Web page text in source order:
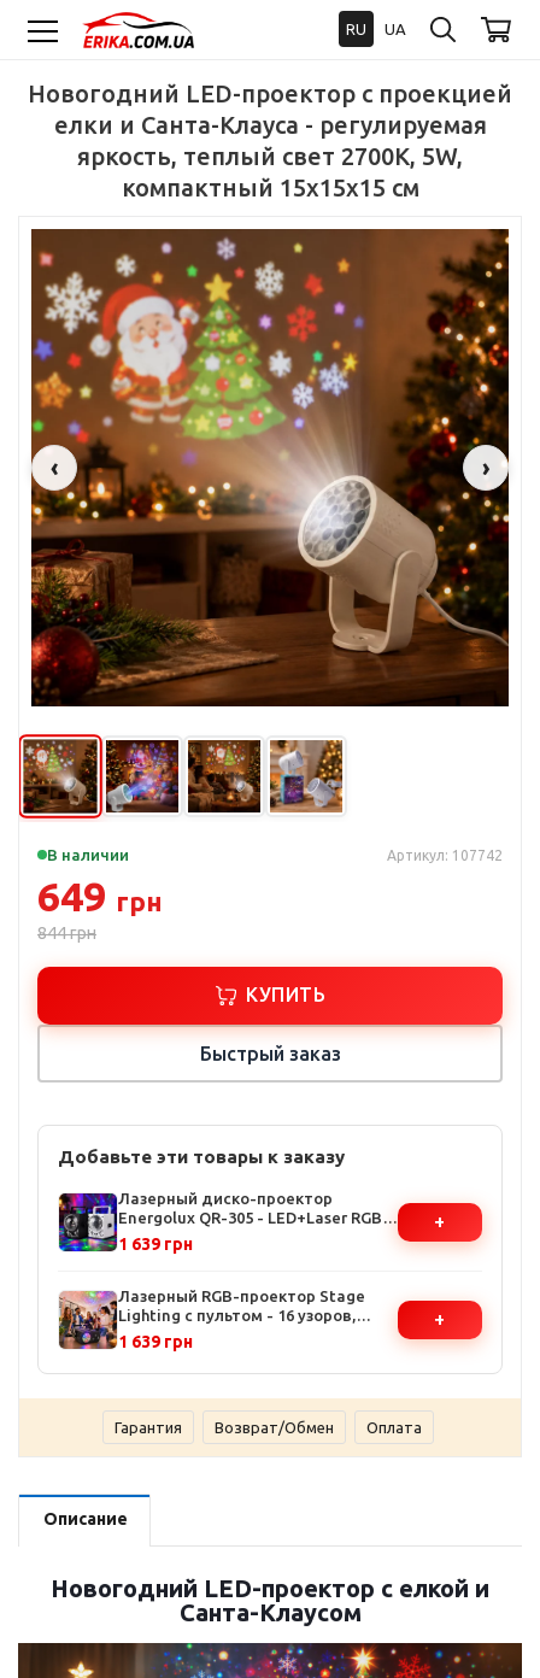
RU UA
Новогодний LED-проектор с проекцией
елки и Санта-Клауса - регулируемая
яркость, теплый свет 2700K, 5W,
компактный 15x15x15 см
‹ ›
В наличии Артикул: 107742
649 грн
844грн
КУПИТЬ
Быстрый заказ
Добавьте эти товары к заказу
Лазерный диско-проектор
Energolux QR-305 - LED+Laser RGB,
Bluetooth, 360° охват, пульт, Voice
Control
1 639 грн
+
Лазерный RGB-проектор Stage
Lighting с пультом - 16 узоров,
автоматический и музыкальный
режимы, прочный алюминиевый
корпус
1 639 грн
+
Гарантия Возврат/Обмен Оплата
Описание
Новогодний LED-проектор с елкой и
Санта-Клаусом